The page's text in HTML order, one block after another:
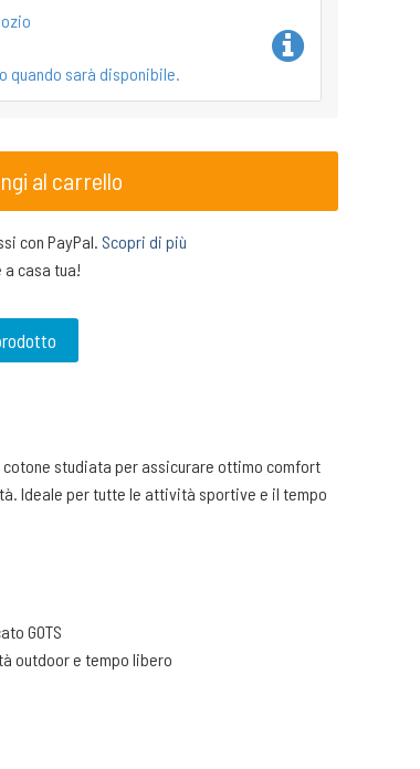
quando sarà disponibile.
al carrello
con PayPal. Scopri di più
casa tua!
cotone studiata per assicurare ottimo comfort
Ideale per tutte le attività sportive e il tempo
GOTS
outdoor e tempo libero